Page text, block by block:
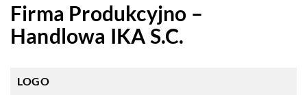
Firma Produkcyjno –
Handlowa IKA S.C.
LOGO